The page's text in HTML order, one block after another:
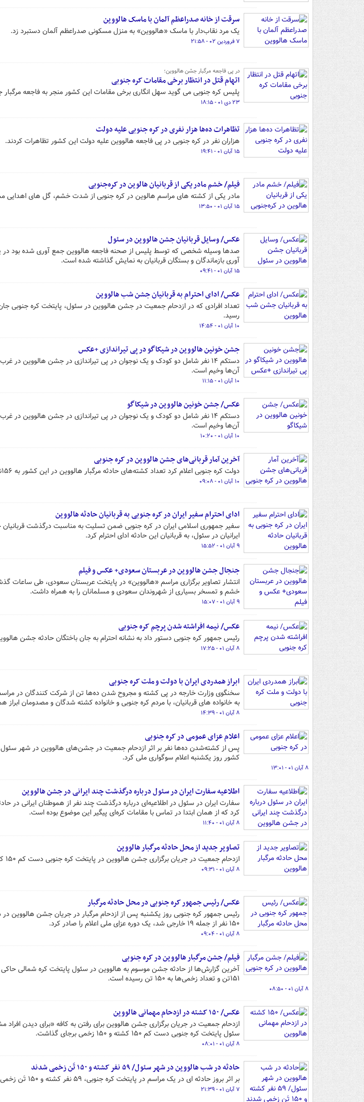
سرقت از خانه صدراعظم آلمان با ماسک هالووین
یک مرد نقاب‌دار با ماسک «هالووین» به منزل مسکونی صدراعظم آلمان دستبرد زد.
۷ فروردین ۰۲ - ۲۱:۵۸
در پی فاجعه مرگبار جشن هالووین؛
اتهام قتل در انتظار برخی مقامات کره جنوبی
پلیس کره جنوبی می گوید سهل انگاری برخی مقامات این کشور منجر به فاجعه
۲۳ دی ۰۱ - ۱۸:۱۵
تظاهرات ده‌ها هزار نفری در کره جنوبی علیه دولت
هزاران نفر در کره جنوبی در پی فاجعه هالووین علیه دولت این کشور تظاهرات کردند.
۱۵ آبان ۰۱ - ۱۹:۴۱
فیلم/ خشم مادر یکی از قربانیان هالوین در کره‌جنوبی
مادر یکی از کشته های مراسم هالوین در کره جنوبی از شدت خشم، گل های اهدایی
۱۵ آبان ۰۱ - ۱۳:۵۰
عکس/ وسایل قربانیان جشن هالووین در سئول
صدها وسیله شخصی که توسط پلیس از صحنه فاجعه هالووین جمع آوری شده بود
آوری بازماندگان و بستگان قربانیان به نمایش گذاشته شده است.
۱۵ آبان ۰۱ - ۰۹:۴۱
عکس/ ادای احترام به قربانیان جشن شب هالووین
رسید.
۱۰ آبان ۰۱ - ۱۴:۵۴
جشن خونین هالووین در شیکاگو در پی تیراندازی +عکس
دستکم ۱۴ نفر شامل دو کودک و یک نوجوان در پی تیراندازی در جشن هالووین
آن‌ها وخیم است.
۱۰ آبان ۰۱ - ۱۱:۱۵
عکس/ جشن خونین هالووین در شیکاگو
دستکم ۱۴ نفر شامل دو کودک و یک نوجوان در پی تیراندازی در جشن هالووین
آن‌ها وخیم است.
۱۰ آبان ۰۱ - ۱۰:۲۰
آخرین آمار قربانی‌های جشن هالووین در کره جنوبی
دولت کره جنوبی اعلام کرد تعداد کشته‌های حادثه مرگبار هالووین در این کشور به ۱۵۶نفر افزایش یافته است.
۱۰ آبان ۰۱ - ۰۹:۰۸
ادای احترام سفیر ایران در کره جنوبی به قربانیان حادثه هالووین
سفیر جمهوری اسلامی ایران در کره جنوبی ضمن تسلیت به مناسبت درگذشت قربانیان
ایرانیان در سئول، به قربانیان این حادثه ادای احترام کرد.
۹ آبان ۰۱ - ۱۵:۵۲
جنجال جشن هالووین در عربستان سعودی+ عکس و فیلم
انتشار تصاویر برگزاری مراسم «هالووین» در پایتخت عربستان سعودی، طی ساعات
خشم و تمسخر بسیاری از شهروندان سعودی و مسلمانان را به همراه داشت.
۹ آبان ۰۱ - ۱۵:۰۷
عکس/ نیمه افراشته شدن پرچم کره جنوبی
رئیس جمهور کره جنوبی دستور داد به نشانه احترام به جان باختگان حادثه جشن
۸ آبان ۰۱ - ۱۷:۲۵
ابراز همدردی ایران با دولت و ملت کره جنوبی
سخنگوی وزارت خارجه در پی کشته و مجروح شدن ده‌ها تن از شرکت کنندگان در
به خانواده های قربانیان، با مردم کره جنوبی و خانواده کشته شدگان و مصدومان ابراز
۸ آبان ۰۱ - ۱۴:۳۹
اعلام عزای عمومی در کره جنوبی
پس از کشته‌شدن ده‌ها نفر بر اثر ازدحام جمعیت در جشن‌های هالووین در شهر
کشور روز یکشنبه اعلام سوگواری ملی کرد.
۸ آبان ۰۱ - ۱۳:۰۱
اطلاعیه سفارت ایران در سئول درباره درگذشت چند ایرانی در جشن هالووین
سفارت ایران در سئول در اطلاعیه‌ای درباره درگذشت چند نفر از هموطنان ایرانی در
کرد که از همان ابتدا در تماس با مقامات کره‌ای پیگیر این موضوع بوده است.
۸ آبان ۰۱ - ۱۱:۴۰
تصاویر جدید از محل حادثه مرگبار هالووین
ازدحام جمعیت در جریان برگزاری جشن هالووین در پایتخت کره جنوبی دست کم ۱۵۰ کشته برجای گذاشت.
۸ آبان ۰۱ - ۰۹:۳۱
عکس/ رئیس جمهور کره جنوبی در محل حادثه مرگبار
رئیس جمهور کره جنوبی روز یکشنبه پس از ازدحام مرگبار در جریان جشن
۱۵۰ نفر از جمله ۱۹ خارجی شد، یک دوره عزای ملی اعلام را صادر کرد.
۸ آبان ۰۱ - ۰۹:۰۴
فیلم/ جشن مرگبار هالووین در کره جنوبی
آخرین گزارش‌ها از حادثه جشن موسوم به هالووین در سئول پایتخت کره شمالی
۱۵۱تن و تعداد زخمی‌ها به ۱۵۰ تن رسیده است.
۸ آبان ۰۱ - ۰۸:۵۰
عکس/ ۱۵۰ کشته در ازدحام مهمانی هالووین
سئول پایتخت کره جنوبی دست کم ۱۵۰ کشته و ۱۵۰ زخمی برجای گذاشت.
۸ آبان ۰۱ - ۰۸:۰۱
حادثه در شب هالووین در شهر سئول/ ۵۹ نفر کشته و ۱۵۰ تَن زخمی شدند
بر اثر بروز حادثه ای در یک مراسم در پایتخت کره جنوبی، ۵۹ نفر کشته و ۱۵۰ تَن زخمی شدند.
۷ آبان ۰۱ - ۲۱:۳۹